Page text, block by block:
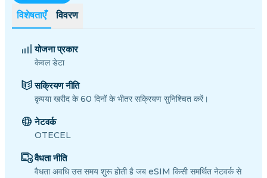
विशेषताएँ विवरण
योजना प्रकार
केवल डेटा
सक्रियण नीति
कृपया खरीद के 60 दिनों के भीतर सक्रियण सुनिश्चित करें।
नेटवर्क
OTECEL
वैधता नीति
वैधता अवधि उस समय शुरू होती है जब eSIM किसी समर्थित नेटवर्क से